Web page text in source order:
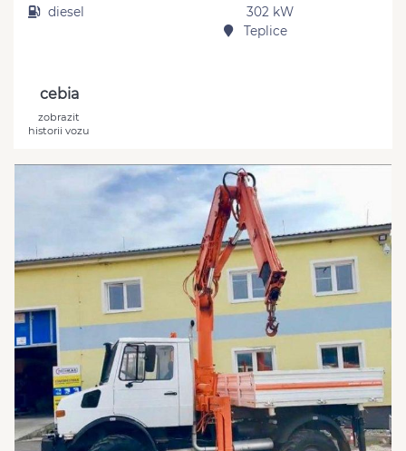
diesel
302 kW
Teplice
cebia
zobrazit
historii vozu